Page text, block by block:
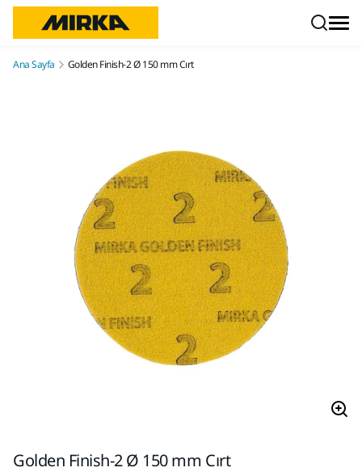
Ana Sayfa Golden Finish-2 Ø 150 mm Cırt
Golden Finish-2 Ø 150 mm Cırt